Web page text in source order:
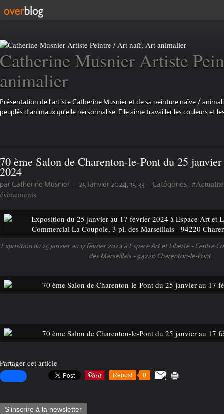
Catherine Musnier Artiste
animalier
Présentation de l'artiste Catherine Musnier et de sa peinture naïve /
peuplés d'animaux qu'elle personnalise. Elle aime travailler les couleurs et
70 ème Salon de Charenton-le-Pont du 25
2024
par Catherine Musnier - 25 Janvier 2024, 15:33 - Catégories :
évènements
Exposition du 25 janvier au 17 février 2024 à Espace Art et Liberté - Centre
des Marseillais - 94220 Charenton-le-Pont
Partager cet article
Repost 0
S'inscrire à la newsletter